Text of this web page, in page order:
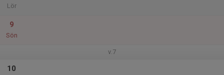
Lör
9
Sön
v.7
10